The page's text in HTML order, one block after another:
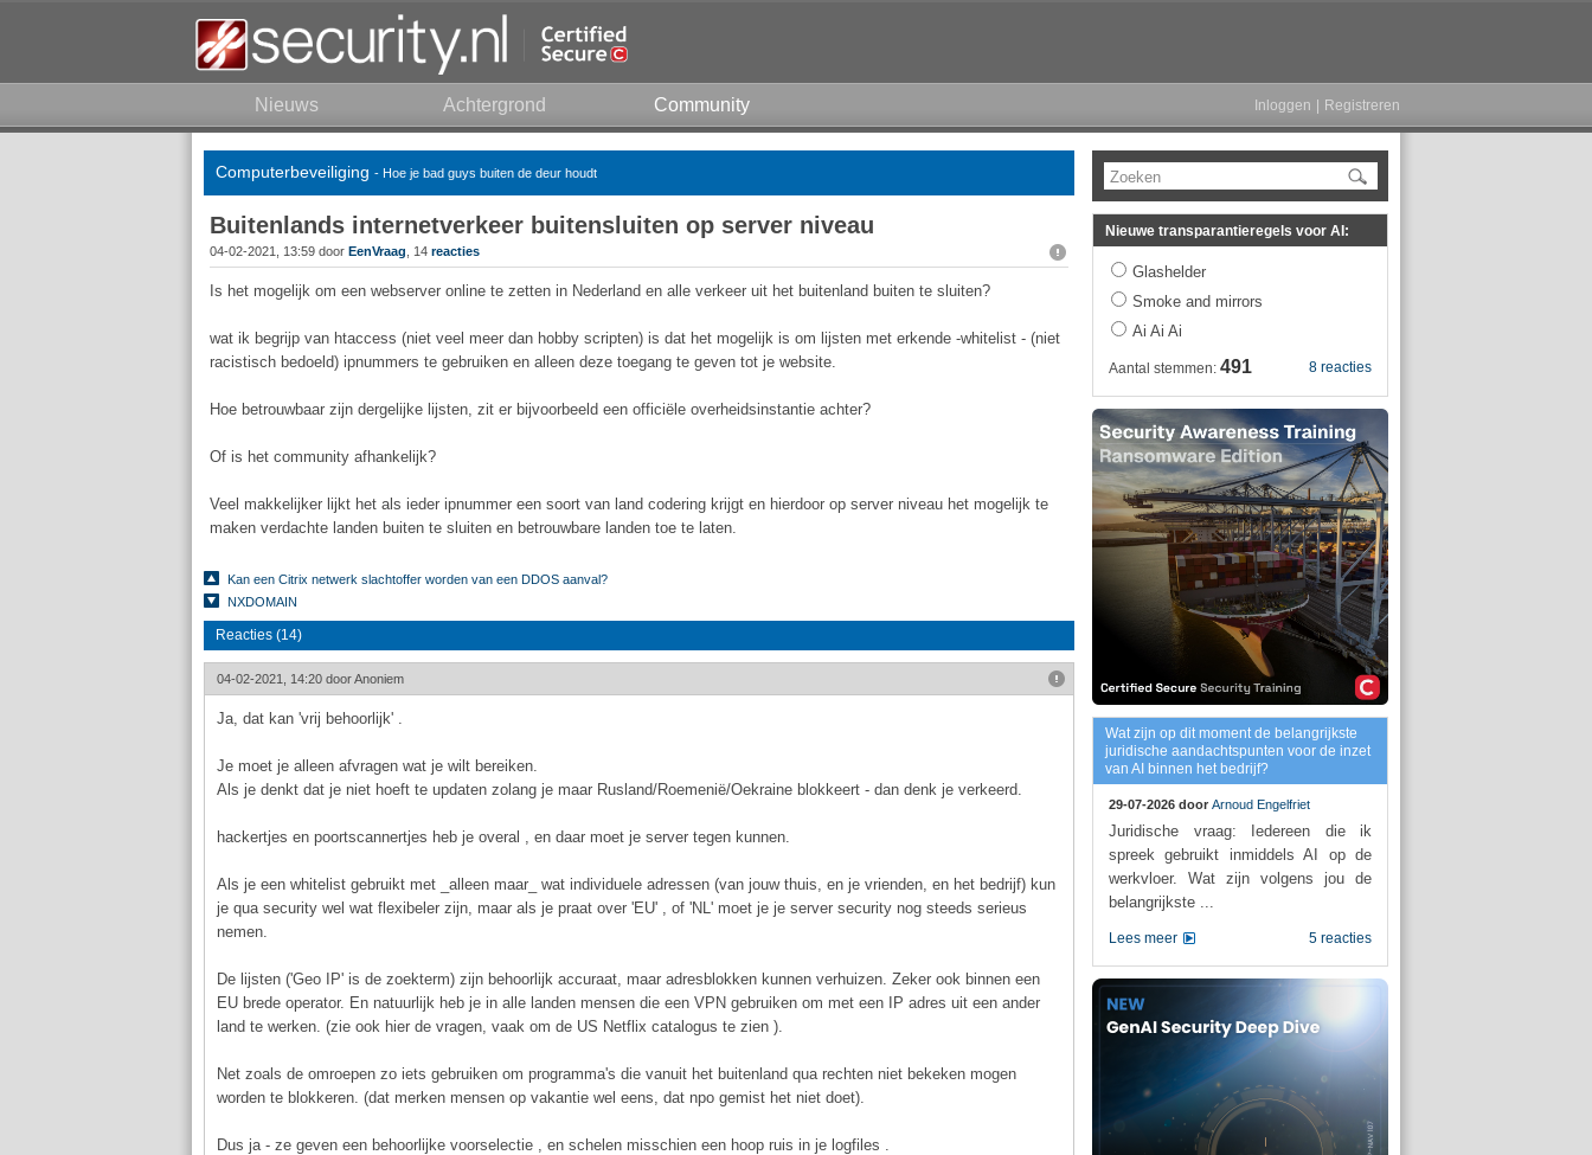
Nieuws Achtergrond Community Inloggen Registreren
Computerbeveiliging - Hoe je bad guys buiten de deur houdt
Buitenlands internetverkeer buitensluiten op server niveau
04-02-2021, 13:59 door EenVraag , 14 reacties
Is het mogelijk om een webserver online te zetten in Nederland en alle verkeer uit het buitenland buiten te sluiten?
wat ik begrijp van htaccess (niet veel meer dan hobby scripten) is dat het mogelijk is om lijsten met erkende -whitelist - (niet
racistisch bedoeld) ipnummers te gebruiken en alleen deze toegang te geven tot je website.
Hoe betrouwbaar zijn dergelijke lijsten, zit er bijvoorbeeld een officiële overheidsinstantie achter?
Of is het community afhankelijk?
Veel makkelijker lijkt het als ieder ipnummer een soort van land codering krijgt en hierdoor op server niveau het mogelijk te
maken verdachte landen buiten te sluiten en betrouwbare landen toe te laten.
Kan een Citrix netwerk slachtoffer worden van een DDOS aanval?
NXDOMAIN
Reacties (14)
04-02-2021, 14:20 doorAnoniem
Ja, dat kan 'vrij behoorlijk' .
Je moet je alleen afvragen wat je wilt bereiken.
Als je denkt dat je niet hoeft te updaten zolang je maar Rusland/Roemenië/Oekraine blokkeert - dan denk je verkeerd.
hackertjes en poortscannertjes heb je overal , en daar moet je server tegen kunnen.
Als je een whitelist gebruikt met _alleen maar_ wat individuele adressen (van jouw thuis, en je vrienden, en het bedrijf) kun
je qua security wel wat flexibeler zijn, maar als je praat over 'EU' , of 'NL' moet je je server security nog steeds serieus
nemen.
De lijsten ('Geo IP' is de zoekterm) zijn behoorlijk accuraat, maar adresblokken kunnen verhuizen. Zeker ook binnen een
EU brede operator. En natuurlijk heb je in alle landen mensen die een VPN gebruiken om met een IP adres uit een ander
land te werken. (zie ook hier de vragen, vaak om de US Netflix catalogus te zien ).
Net zoals de omroepen zo iets gebruiken om programma's die vanuit het buitenland qua rechten niet bekeken mogen
worden te blokkeren. (dat merken mensen op vakantie wel eens, dat npo gemist het niet doet).
Dus ja - ze geven een behoorlijke voorselectie , en schelen misschien een hoop ruis in je logfiles .
Zoeken
Nieuwe transparantieregels voor AI:
Glashelder
Smoke and mirrors
Ai Ai Ai
8 reacties
Aantal stemmen: 491
Wat zijn op dit moment de belangrijkste
juridische aandachtspunten voor de inzet
van AI binnen het bedrijf?
29-07-2026 door Arnoud Engelfriet
Juridische vraag: Iedereen die ik
spreek gebruikt inmiddels AI op de
werkvloer. Wat zijn volgens jou de
belangrijkste ...
5 reacties
Lees meer